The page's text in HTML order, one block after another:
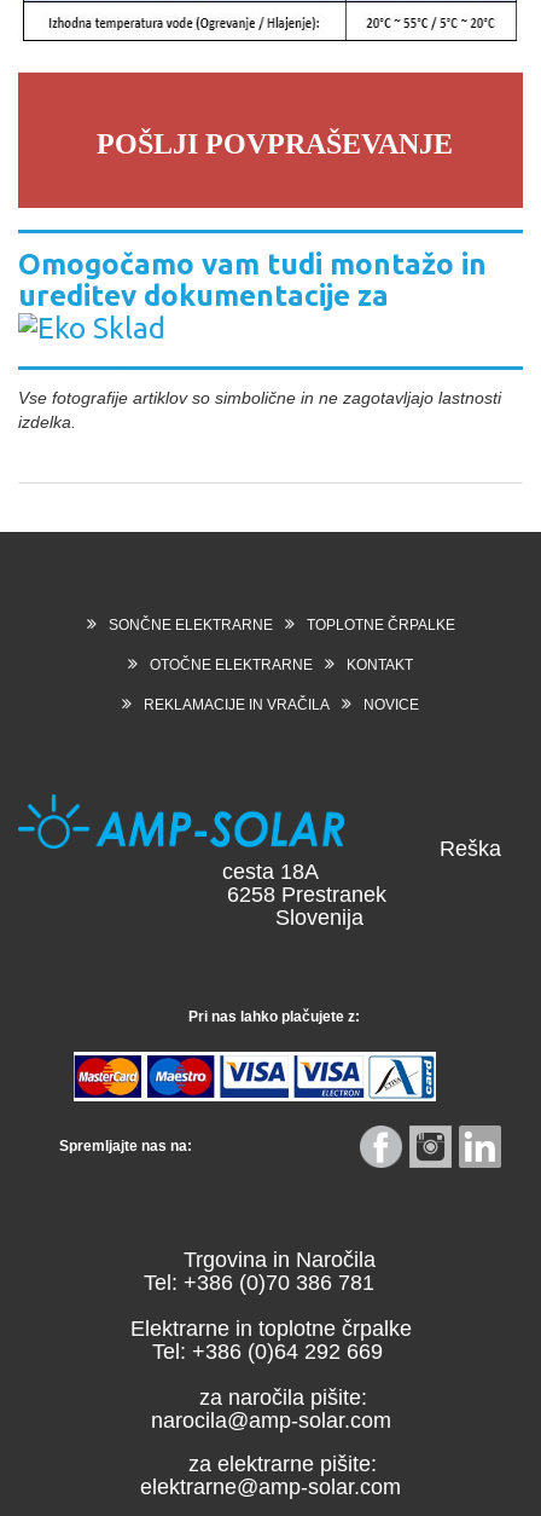
POŠLJI POVPRAŠEVANJE
Omogočamo vam tudi montažo in
ureditev dokumentacije za
Vse fotografije artiklov so simbolične in ne zagotavljajo lastnosti
izdelka.
SONČNE ELEKTRARNE TOPLOTNE ČRPALKE
OTOČNE ELEKTRARNE KONTAKT
REKLAMACIJE IN VRAČILA NOVICE
Reška
cesta 18A
6258 Prestranek
Slovenija
Pri nas lahko plačujete z:
Spremljajte nas na:
Trgovina in Naročila
Tel: +386 (0)70 386 781
Elektrarne in toplotne črpalke
Tel: +386 (0)64 292 669
za naročila pišite:
narocila@amp-solar.com
za elektrarne pišite:
elektrarne@amp-solar.com